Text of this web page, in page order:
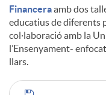
Financeraamb dos
educatius de diferents
col·laboració amb la
l’Ensenyament-
llars.